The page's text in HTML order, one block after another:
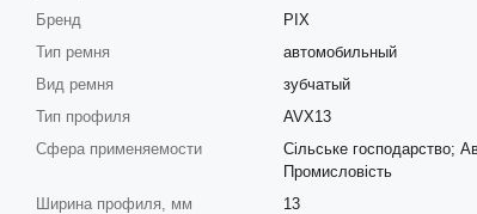
Бренд
PIX
Тип ремня
автомобильный
Вид ремня
зубчатый
Тип профиля
AVX13
Сфера применяемости
Сільське господарство;
Промисловість
Ширина профиля, мм
13